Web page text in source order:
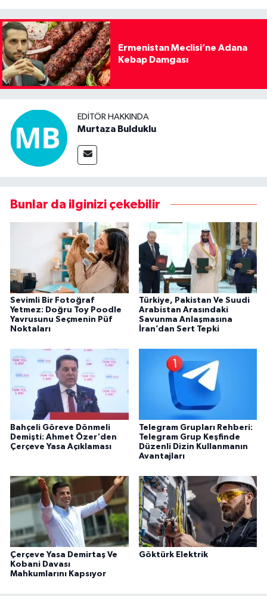
Ermenistan Meclisi’ne Adana
Kebap Damgası
EDITÖR HAKKINDA
Murtaza Bulduklu
Bunlar da ilginizi çekebilir
Sevimli Bir Fotoğraf
Yetmez: Doğru Toy Poodle
Yavrusunu Seçmenin Püf
Noktaları
Türkiye, Pakistan Ve Suudi
Arabistan Arasındaki
Savunma Anlaşmasına
İran’dan Sert Tepki
Bahçeli Göreve Dönmeli
Demişti: Ahmet Özer'den
Çerçeve Yasa Açıklaması
Telegram Grupları Rehberi:
Telegram Grup Keşfinde
Düzenli Dizin Kullanmanın
Avantajları
Çerçeve Yasa Demirtaş Ve
Kobani Davası
Mahkumlarını Kapsıyor
Göktürk Elektrik